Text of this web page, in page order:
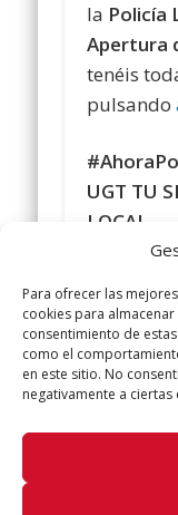
Para ofrecer las
cookies para
consentimiento de
como el
en este sitio. No
negativamente a
la Policía
Apertura
tenéis
pulsando
UGT TU
LOCAL
https://
http://
Did you like